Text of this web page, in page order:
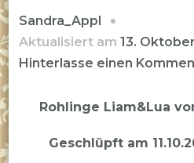
Sandra_Appl
Aktualisiert am 13.
Hinterlasse einen
Rohlinge Liam&Lua
Geschlüpft am